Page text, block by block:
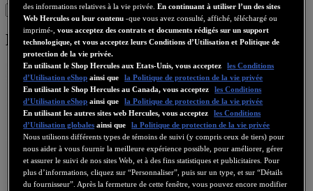
Sign in
HDP DJ Light-Show ADV
des informations relatives à la vie privée.En continuant à utiliser l’un des sites
Web Hercules ou leur contenu-que vous avez consulté, affiché, téléchargé ou
imprimé-,vous acceptez des contrats et documents rédigés sur un support
technologique, et vous acceptez leurs Conditions d’Utilisation et Politique de
protection de la vie privée.
En utilisant le Shop Hercules aux Etats-Unis, vous acceptez
les Conditions
d’Utilisation eShop ainsi que
la Politique de protection de la vie privée
En utilisant le Shop Hercules au Canada, vous acceptez
les Conditions
d’Utilisation eShop ainsi que
la Politique de protection de la vie privée
En utilisant les autres sites web Hercules, vous acceptez
les Conditions
d’Utilisation globales ainsi que
la Politique de protection de la vie privée
Nous utilisons différents types de témoins de suivi (y compris ceux de tiers) pour
nous aider à vous fournir la meilleure expérience possible, pour améliorer, gérer
et assurer le suivi de nos sites Web, et à des fins statistiques et publicitaires. Pour
plus d’informations, cliquez sur “Personnaliser”, puis sur un type, et sur “Détails
du fournisseur”. Après la fermeture de cette fenêtre, vous pouvez encore modifier